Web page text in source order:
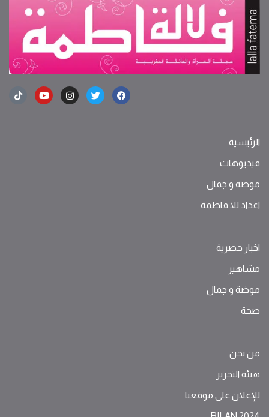
الرئيسية
فيديوهات
موضة ‫و‬ ‫‬‫جمال‬
اعداد للا فاطمة
اخبار حصرية
مشاهير
موضة ‫و‬ ‫‬‫جمال‬
صحة
من نحن
هيئة التحرير
للإعلان على موقعنا